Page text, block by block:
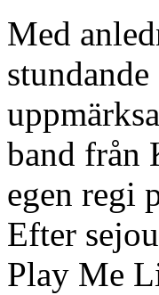
Med
band från
egen regi
Efter
Play Me